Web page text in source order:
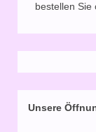
bestellen Sie
Unsere